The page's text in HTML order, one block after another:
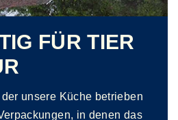
FÜR TIER
unsere Küche betrieben
in denen das